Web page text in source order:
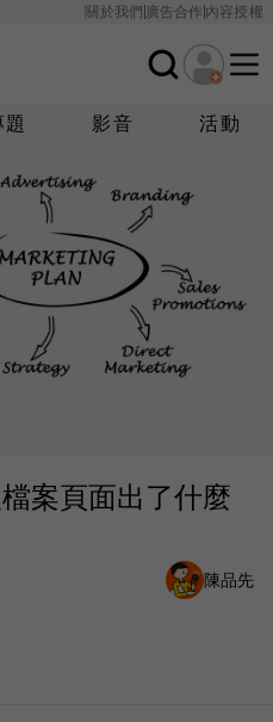
關於我們廣告合作內容授權
影音 活動
案頁面出了什麼
陳品先